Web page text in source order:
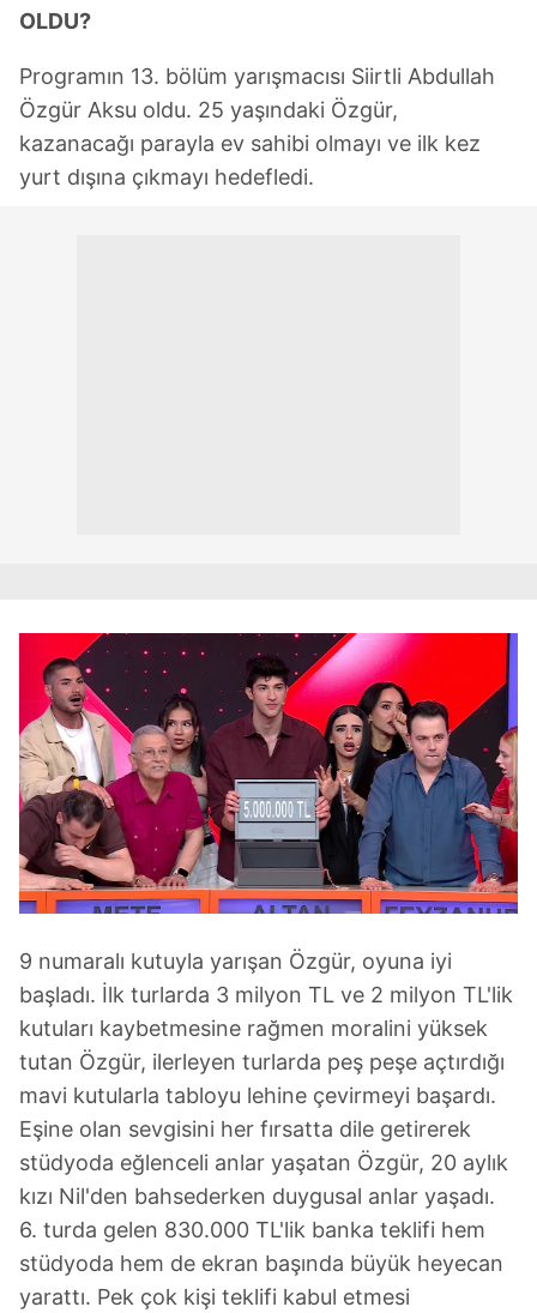
OLDU?
Programın 13. bölüm yarışmacısı Siirtli Abdullah
Özgür Aksu oldu. 25 yaşındaki Özgür,
kazanacağı parayla ev sahibi olmayı ve ilk kez
yurt dışına çıkmayı hedefledi.
9 numaralı kutuyla yarışan Özgür, oyuna iyi
başladı. İlk turlarda 3 milyon TL ve 2 milyon TL'lik
kutuları kaybetmesine rağmen moralini yüksek
tutan Özgür, ilerleyen turlarda peş peşe açtırdığı
mavi kutularla tabloyu lehine çevirmeyi başardı.
Eşine olan sevgisini her fırsatta dile getirerek
stüdyoda eğlenceli anlar yaşatan Özgür, 20 aylık
kızı Nil'den bahsederken duygusal anlar yaşadı.
6. turda gelen 830.000 TL'lik banka teklifi hem
stüdyoda hem de ekran başında büyük heyecan
yarattı. Pek çok kişi teklifi kabul etmesi